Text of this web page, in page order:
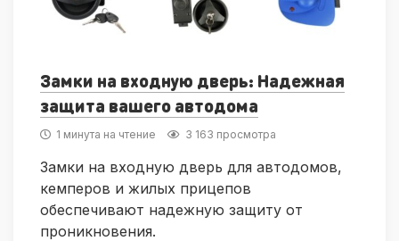
Замки на входную дверь: Надежная
защита вашего автодома
1 минута на чтение 3 163 просмотра
Замки на входную дверь для автодомов,
кемперов и жилых прицепов
обеспечивают надежную защиту от
проникновения.